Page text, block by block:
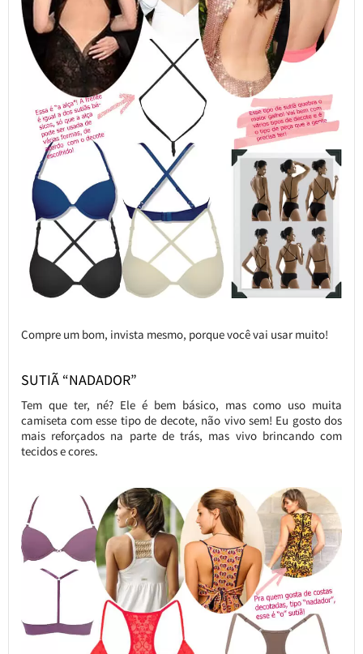
Compre um bom, invista mesmo, porque você vai usar muito!
SUTIÃ “NADADOR”
Tem que ter, né? Ele é bem básico, mas como uso muita
camiseta com esse tipo de decote, não vivo sem! Eu gosto dos
mais reforçados na parte de trás, mas vivo brincando com
tecidos e cores.